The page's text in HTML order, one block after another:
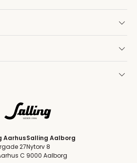
Aarhus
27
C
Salling Aalborg
Nytorv 8
9000 Aalborg